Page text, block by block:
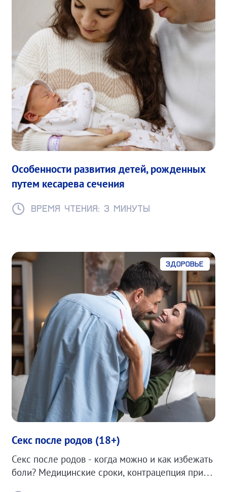
Особенности развития детей, рожденных
путем кесарева сечения
Время чтения: 3 минуты
Здоровье
Секс после родов (18+)
Секс после родов - когда можно и как избежать
боли? Медицинские сроки, контрацепция при